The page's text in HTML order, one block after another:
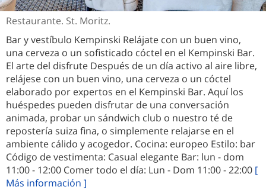
Restaurante. St. Moritz.
Bar y vestíbulo Kempinski Relájate con un buen vino,
una cerveza o un sofisticado cóctel en el Kempinski Bar.
El arte del disfrute Después de un día activo al aire libre,
relájese con un buen vino, una cerveza o un cóctel
elaborado por expertos en el Kempinski Bar. Aquí los
huéspedes pueden disfrutar de una conversación
animada, probar un sándwich club o nuestro té de
repostería suiza fina, o simplemente relajarse en el
ambiente cálido y acogedor. Cocina: europeo Estilo: bar
Código de vestimenta: Casual elegante Bar: lun - dom
11:00 - 12:00 Comer todo el día: Lun - Dom 11:00 - 22:00 [
Más información ]